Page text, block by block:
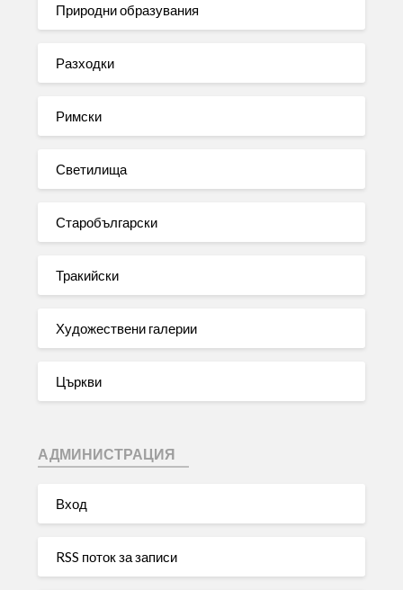
Природни образувания
Разходки
Римски
Светилища
Старобългарски
Тракийски
Художествени галерии
Църкви
АДМИНИСТРАЦИЯ
Вход
RSS поток за записи